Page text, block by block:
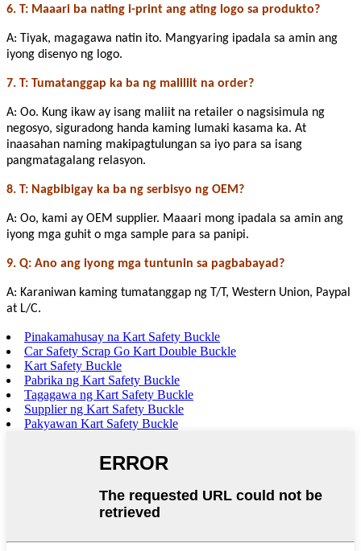
6. T: Maaari ba nating i-print ang ating logo sa produkto?
A: Tiyak, magagawa natin ito. Mangyaring ipadala sa amin ang
iyong disenyo ng logo.
7. T: Tumatanggap ka ba ng maliliit na order?
A: Oo. Kung ikaw ay isang maliit na retailer o nagsisimula ng
negosyo, siguradong handa kaming lumaki kasama ka. At
inaasahan naming makipagtulungan sa iyo para sa isang
pangmatagalang relasyon.
8. T: Nagbibigay ka ba ng serbisyo ng OEM?
A: Oo, kami ay OEM supplier. Maaari mong ipadala sa amin ang
iyong mga guhit o mga sample para sa panipi.
9. Q: Ano ang iyong mga tuntunin sa pagbabayad?
A: Karaniwan kaming tumatanggap ng T/T, Western Union, Paypal
at L/C.
Pinakamahusay na Kart Safety Buckle
Car Safety Scrap Go Kart Double Buckle
Kart Safety Buckle
Pabrika ng Kart Safety Buckle
Tagagawa ng Kart Safety Buckle
Supplier ng Kart Safety Buckle
Pakyawan Kart Safety Buckle